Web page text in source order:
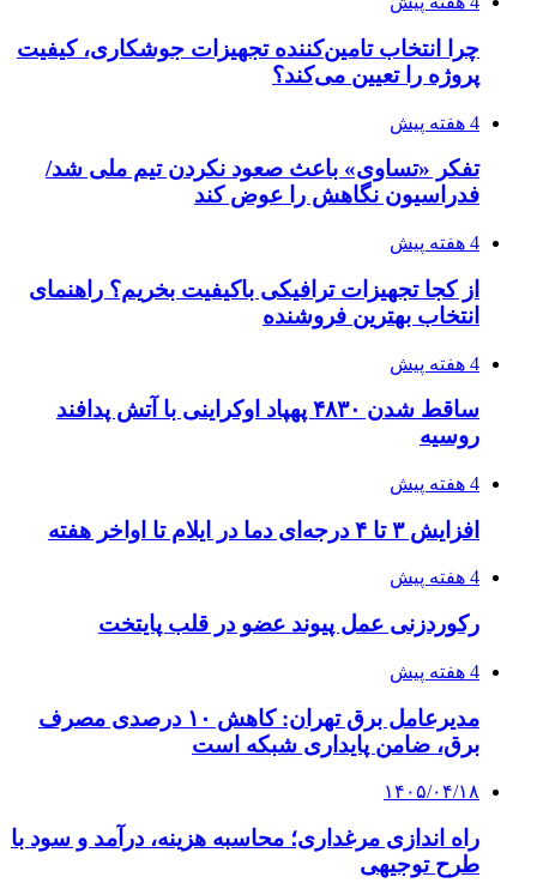
۱۴۰۵/۰۴/۱۸
راه اندازی مرغداری؛ محاسبه هزینه، درآمد و سود با
۱۴۰۵/۰۴/۱۸
۱۴۲۰؛ راه ارتباطی بیمه شدگان تأمین‌اجتماعی
۱۴۰۵/۰۴/۱۶
احتمال بازگشت نرخ حمل دریایی به قبل از جنگ
طی ۲ تا ۳ ماه آینده
۱۴۰۵/۰۴/۱۵
شکست شاگردان قهرمانی مقابل چین تایپه/ تلاش
برای عنوان یازدهمی
۱۴۰۵/۰۴/۱۵
فروشگاه کتاب DMDBook | خرید کتاب فانتزی،
۱۴۰۵/۰۴/۱۴
دقیق‌ترین ابزارها را آنلاین بخریم؟
پیوندها
صندوق طلا
وام فوری
بازار و کسب و کار